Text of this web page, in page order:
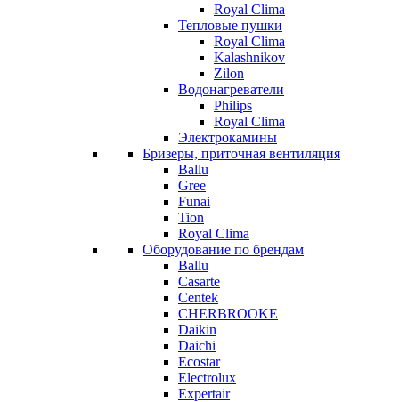
Royal Clima
Тепловые пушки
Royal Clima
Kalashnikov
Zilon
Водонагреватели
Philips
Royal Clima
Электрокамины
Бризеры, приточная вентиляция
Ballu
Gree
Funai
Tion
Royal Clima
Оборудование по брендам
Ballu
Casarte
Centek
CHERBROOKE
Daikin
Daichi
Ecostar
Electrolux
Expertair